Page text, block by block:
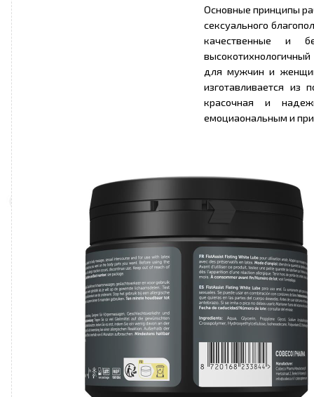
Основные принципы
сексуального
качественные и
для мужчин и
изготавливается из
красочная и
емоциаональным и